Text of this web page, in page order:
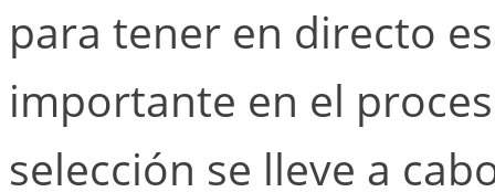
para tener en directo
importante en el
selección se lleve a